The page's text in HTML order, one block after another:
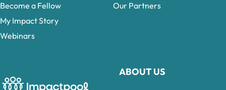
ABOUT US
Become a Fellow
My Impact Story
Webinars
Our Partners